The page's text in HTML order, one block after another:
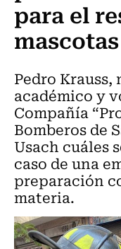
para el
mascotas
Pedro
académico y
Compañía
Bomberos de
Usach cuáles
caso de una
preparación
materia.